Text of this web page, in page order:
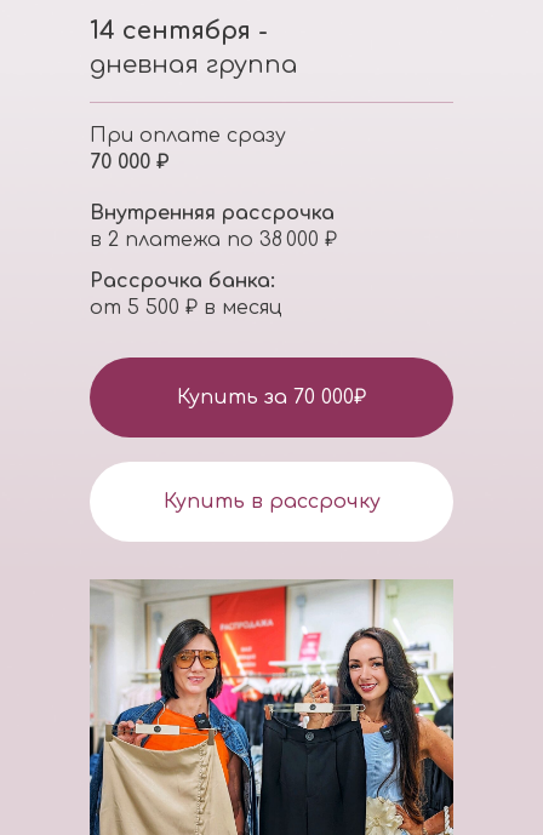
14 сентября -
дневная группа
Купить в рассрочку
Купить за 70 000₽
При оплате сразу
70 000 ₽
Рассрочка банка:
от 5 500 ₽ в месяц
Внутренняя рассрочка
в 2 платежа по 38 000 ₽